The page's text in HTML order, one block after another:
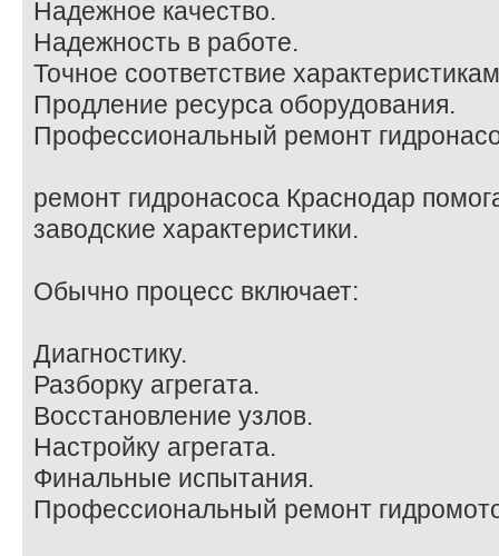
Надежное качество.
Надежность в работе.
Точное соответствие
Продление ресурса оборудования.
Профессиональный ремонт
ремонт гидронасоса Краснодар
заводские характеристики.
Обычно процесс включает:
Диагностику.
Разборку агрегата.
Восстановление узлов.
Настройку агрегата.
Финальные испытания.
Профессиональный ремонт